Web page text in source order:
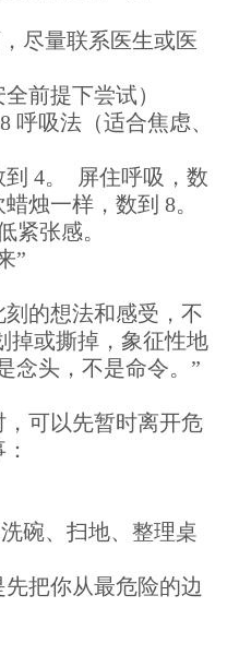
尽量联系医生或医
前提下尝试）
呼吸法（适合焦虑、
4。 屏住呼吸，数
烛一样，数到 8。
紧张感。
”
的想法和感受，不
掉或撕掉，象征性地
念头，不是命令。”
可以先暂时离开危
：
碗、扫地、整理桌
把你从最危险的边